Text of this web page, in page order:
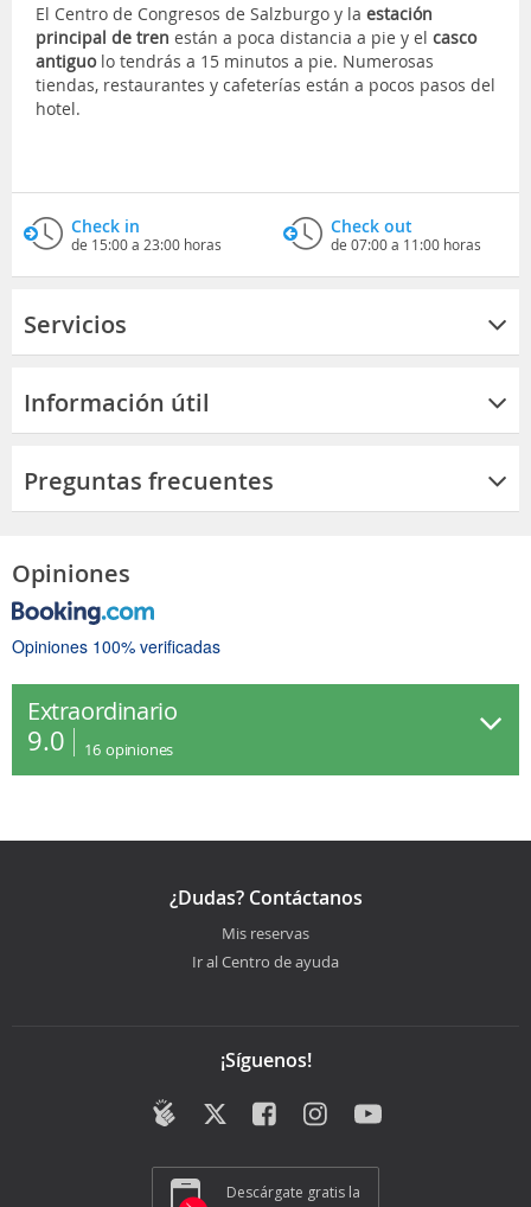
El Centro de Congresos de Salzburgo y la estación
principal de tren están a poca distancia a pie y el casco
antiguo lo tendrás a 15 minutos a pie. Numerosas
tiendas, restaurantes y cafeterías están a pocos pasos del
hotel.
Check in
de 15:00 a 23:00 horas
Check out
de 07:00 a 11:00 horas
Servicios
Información útil
Preguntas frecuentes
Opiniones
Opiniones 100% verificadas
Extraordinario
9.0 16 opiniones
¿Dudas? Contáctanos
Mis reservas
Ir al Centro de ayuda
¡Síguenos!
Descárgate gratis la